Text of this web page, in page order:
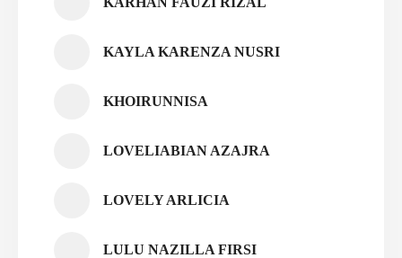
KAYLA KARENZA NUSRI
KHOIRUNNISA
LOVELIABIAN AZAJRA
LOVELY ARLICIA
LULU NAZILLA FIRSI